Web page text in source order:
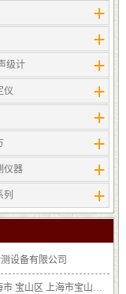
级计
仪
仪器
列
设备有限公司
地 址：上海市 宝山区 上海市宝山区沪太路6397号1-2层F25区1011室